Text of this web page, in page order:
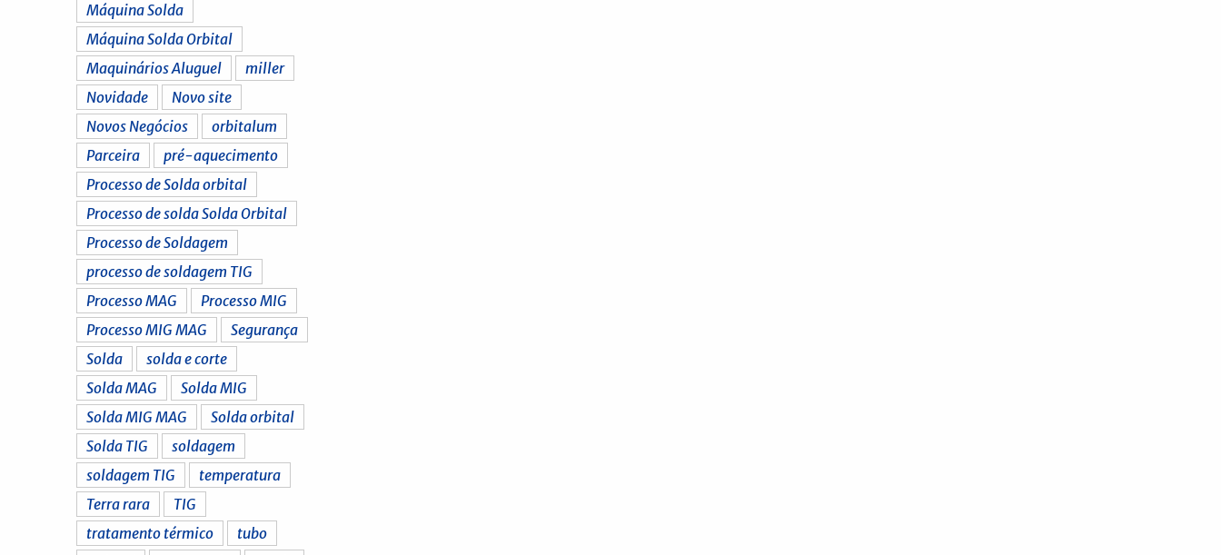
Máquina Solda
Máquina Solda Orbital
Maquinários Aluguel
miller
Novidade
Novo site
Novos Negócios
orbitalum
Parceira
pré-aquecimento
Processo de Solda orbital
Processo de solda Solda Orbital
Processo de Soldagem
processo de soldagem TIG
Processo MAG
Processo MIG
Processo MIG MAG
Segurança
Solda
solda e corte
Solda MAG
Solda MIG
Solda MIG MAG
Solda orbital
Solda TIG
soldagem
soldagem TIG
temperatura
Terra rara
TIG
tratamento térmico
tubo